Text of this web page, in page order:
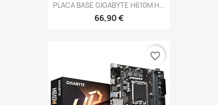
PLACA BASE GIGABYTE H610M H...
66,90 €
favorite_border